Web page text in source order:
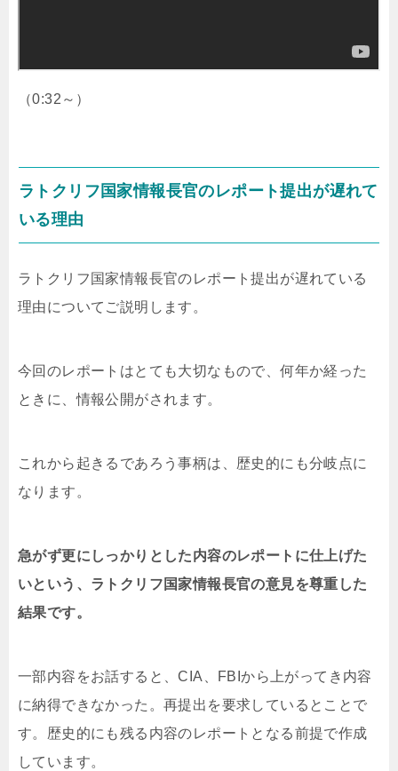
（0:32～）
ラトクリフ国家情報長官のレポート提出が遅れて
いる理由
ラトクリフ国家情報長官のレポート提出が遅れている
理由についてご説明します。
今回のレポートはとても大切なもので、何年か経った
ときに、情報公開がされます。
これから起きるであろう事柄は、歴史的にも分岐点に
なります。
急がず更にしっかりとした内容のレポートに仕上げた
いという、ラトクリフ国家情報長官の意見を尊重した
結果です。
一部内容をお話すると、CIA、FBIから上がってき内容
に納得できなかった。再提出を要求しているとことで
す。歴史的にも残る内容のレポートとなる前提で作成
しています。